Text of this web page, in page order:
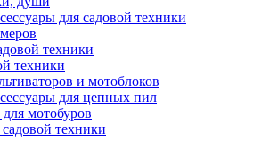
для садовой техники
техники
техники
и мотоблоков
для цепных пил
мотобуров
техники